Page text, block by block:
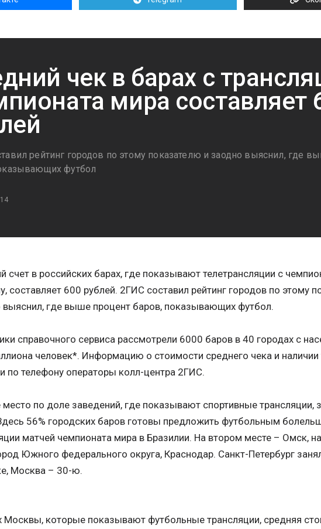
чек в барах с
мира составляет
рейтинг городов по этому показателю и заодно выяснил, где
футбол
счет в российских барах, где показывают телетрансляции с
составляет 600 рублей. 2ГИС составил рейтинг городов по этому
выяснил, где выше процент баров, показывающих футбол.
справочного сервиса рассмотрели 6000 баров в 40 городах с
человек*. Информацию о стоимости среднего чека и наличии
по телефону операторы колл-центра 2ГИС.
место по доле заведений, где показывают спортивные трансляции,
56% городских баров готовы предложить футбольным
матчей чемпионата мира в Бразилии. На втором месте – Омск,
Южного федерального округа, Краснодар. Санкт-Петербург
Москва – 30-ю.
Москвы, которые показывают футбольные трансляции, средняя